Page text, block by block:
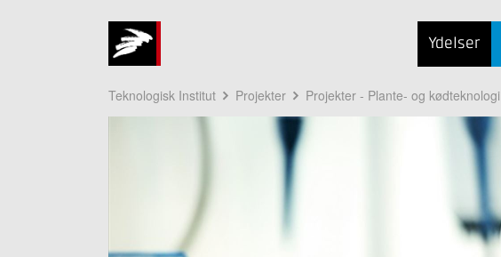
Ydelser
Teknologisk Institut Projekter Projekter - Plante- og kødteknologi